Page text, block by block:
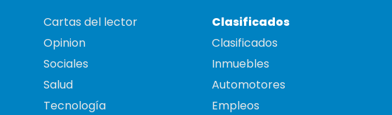
Cartas del lector
Opinion
Sociales
Salud
Tecnología
Clasificados
Clasificados
Inmuebles
Automotores
Empleos